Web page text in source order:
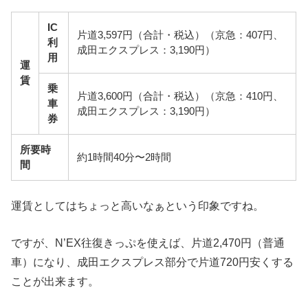
運
賃
IC
利
用
片道3,597円（合計・税込）（京急：407円、
成田エクスプレス：3,190円）
乗
車
券
片道3,600円（合計・税込）（京急：410円、
成田エクスプレス：3,190円）
所要時
間
約1時間40分〜2時間
運賃としてはちょっと高いなぁという印象ですね。
ですが、N’EX往復きっぷを使えば、片道2,470円
（普通
車）になり、成田エクスプレス部分で片道720円安くする
ことが出来ます。